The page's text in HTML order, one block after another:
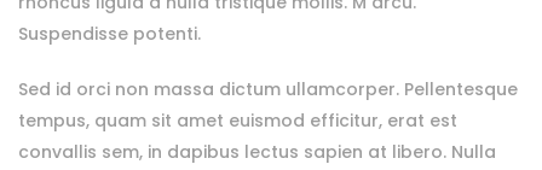
Suspendisse potenti.
Sed id orci non massa dictum ullamcorper. Pellentesque
tempus, quam sit amet euismod efficitur, erat est
convallis sem, in dapibus lectus sapien at libero. Nulla